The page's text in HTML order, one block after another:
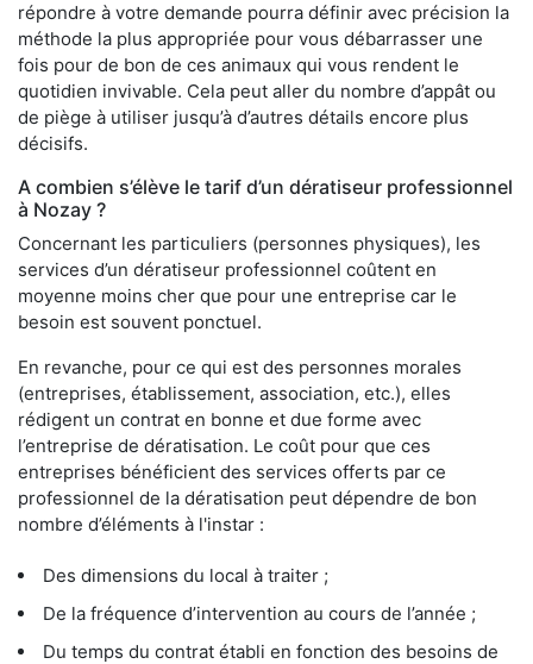
répondre à votre demande pourra définir avec précision la
méthode la plus appropriée pour vous débarrasser une
fois pour de bon de ces animaux qui vous rendent le
quotidien invivable. Cela peut aller du nombre d’appât ou
de piège à utiliser jusqu’à d’autres détails encore plus
décisifs.
A combien s’élève le tarif d’un dératiseur professionnel
à Nozay ?
Concernant les particuliers (personnes physiques), les
services d’un dératiseur professionnel coûtent en
moyenne moins cher que pour une entreprise car le
besoin est souvent ponctuel.
En revanche, pour ce qui est des personnes morales
(entreprises, établissement, association, etc.), elles
rédigent un contrat en bonne et due forme avec
l’entreprise de dératisation. Le coût pour que ces
entreprises bénéficient des services offerts par ce
professionnel de la dératisation peut dépendre de bon
nombre d’éléments à l'instar :
Des dimensions du local à traiter ;
De la fréquence d’intervention au cours de l’année ;
Du temps du contrat établi en fonction des besoins de